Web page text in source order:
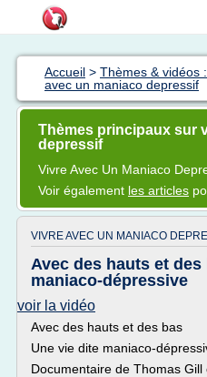
Accueil > Thèmes & vidéos
avec un maniaco depressif
Thèmes principaux sur
depressif
VivreAvec Un Maniaco
Voir également les articles
VIVRE AVEC UN MANIACO
Avec des hauts et
maniaco-dépressive
voir la vidéo
Avec des hauts et des bas
Une vie dite maniaco-
Documentaire de Thomas Gill